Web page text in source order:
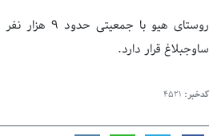
روستای هیو با
ساوجبلاغ قرار دارد.
کدخبر: 4521